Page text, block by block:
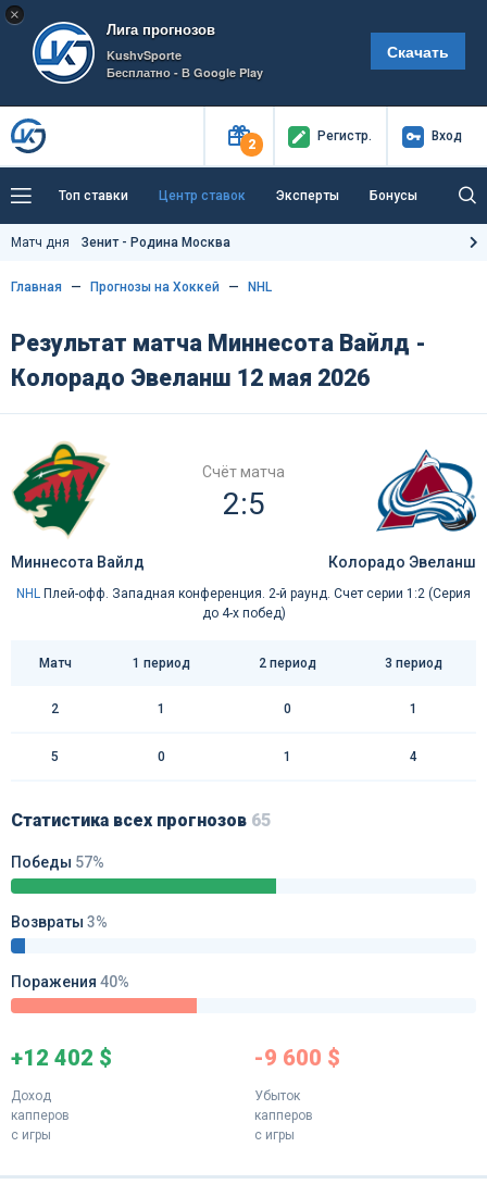
×
Лига прогнозов
KushvSporte
Бесплатно - В Google Play
Скачать
2
Регистр. Вход
Топ ставки Центр ставок Эксперты Бонусы
Тренды Букмекеры
Как тут заработать?
Матч дня Зенит - Родина Москва
Главная Прогнозы на Хоккей NHL
Результат матча Миннесота Вайлд -
Колорадо Эвеланш 12 мая 2026
Счёт матча
2:5
Миннесота Вайлд Колорадо Эвеланш
NHL Плей-офф. Западная конференция. 2-й раунд. Счет серии 1:2 (Серия
до 4-х побед)
Матч 1 период 2 период 3 период
2 1 0 1
5 0 1 4
Статистика всех прогнозов 65
Победы 57%
Возвраты 3%
Поражения 40%
+12 402 $
Доход
капперов
с игры
-9 600 $
Убыток
капперов
с игры